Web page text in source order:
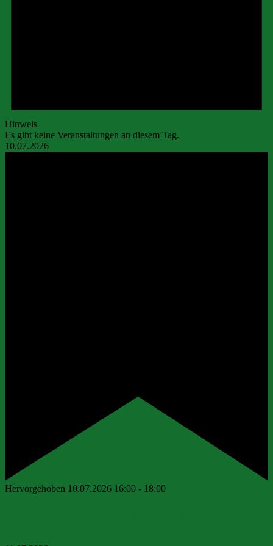
Hinweis
Es gibt keine Veranstaltungen an diesem Tag.
10.07.2026
Hervorgehoben 10.07.2026 16:00 - 18:00